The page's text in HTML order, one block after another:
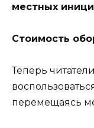
местных
Стоимость
Теперь
перемещаясь